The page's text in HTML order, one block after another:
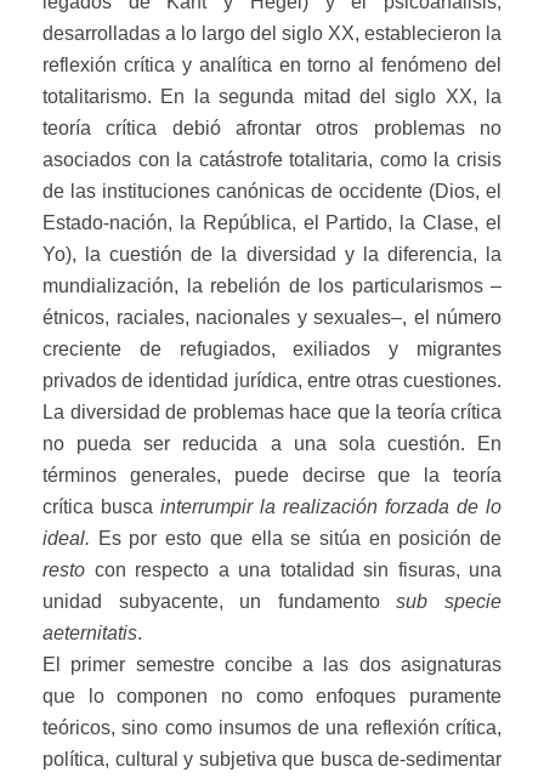
desarrolladas a lo largo del siglo XX, establecieron la
reflexión crítica y analítica en torno al fenómeno del
totalitarismo. En la segunda mitad del siglo XX, la
teoría crítica debió afrontar otros problemas no
asociados con la catástrofe totalitaria, como la crisis
de las instituciones canónicas de occidente (Dios, el
Estado-nación, la República, el Partido, la Clase, el
Yo), la cuestión de la diversidad y la diferencia, la
mundialización, la rebelión de los particularismos –
étnicos, raciales, nacionales y sexuales–, el número
creciente de refugiados, exiliados y migrantes
privados de identidad jurídica, entre otras cuestiones.
La diversidad de problemas hace que la teoría crítica
no pueda ser reducida a una sola cuestión. En
términos generales, puede decirse que la teoría
crítica busca interrumpir la realización forzada de lo
ideal. Es por esto que ella se sitúa en posición de
resto con respecto a una totalidad sin fisuras, una
unidad subyacente, un fundamentosub specie
aeternitatis.
El primer semestre concibe a las dos asignaturas
que lo componen no como enfoques puramente
teóricos, sino como insumos de una reflexión crítica,
política, cultural y subjetiva que busca de-sedimentar